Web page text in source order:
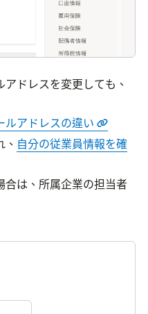
ドレスを変更しても、
ルアドレスの違い
自分の従業員情報を確
合は、所属企業の担当者